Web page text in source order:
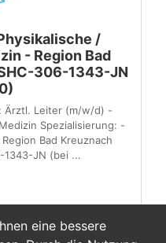
eine bessere
/
- Region Bad
306-1343-JN
Ärztl. Leiter (m/w/d) -
Spezialisierung: -
Bad Kreuznach
1343-JN (bei ...